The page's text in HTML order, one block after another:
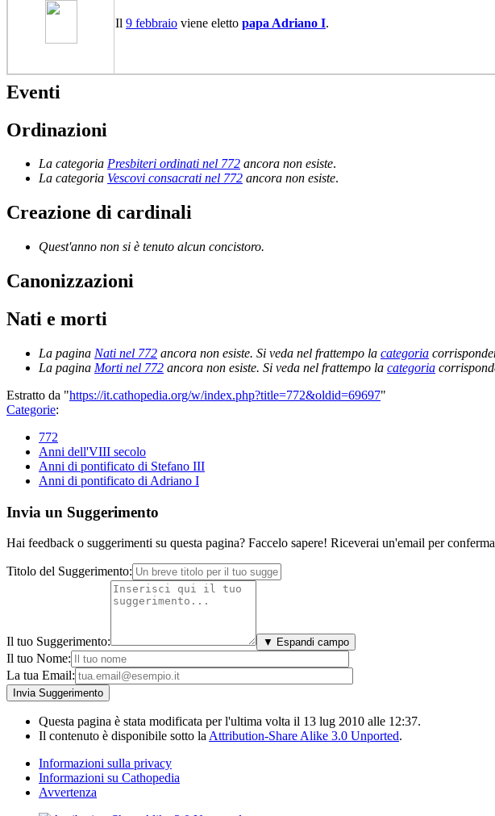
Il 9 febbraio viene eletto papa Adriano I.
Eventi
Ordinazioni
La categoria Presbiteri ordinati nel 772 ancora non esiste.
La categoria Vescovi consacrati nel 772 ancora non esiste.
Creazione di cardinali
Quest'anno non si è tenuto alcun concistoro.
Canonizzazioni
Nati e morti
La pagina Nati nel 772 ancora non esiste. Si veda nel frattempo la categoria
La pagina Morti nel 772 ancora non esiste. Si veda nel frattempo la categoria
Estratto da "https://it.cathopedia.org/w/index.php?title=772&oldid=69697"
Categorie:
772
Anni dell'VIII secolo
Anni di pontificato di Stefano III
Anni di pontificato di Adriano I
Invia un Suggerimento
Hai feedback o suggerimenti su questa pagina? Faccelo sapere! Riceverai un'email per
Titolo del Suggerimento:
Il tuo Suggerimento: ▼ Espandi campo
Il tuo Nome:
La tua Email:
Questa pagina è stata modificata per l'ultima volta il 13 lug 2010 alle 12:37.
Il contenuto è disponibile sotto laAttribution-Share Alike 3.0 Unported.
Informazioni sulla privacy
Informazioni su Cathopedia
Avvertenza